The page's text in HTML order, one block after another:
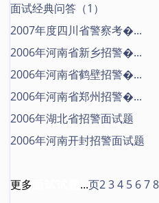
面试经典问答（1）
2007年度四川省警察考�...
2006年河南省新乡招警�...
2006年河南省鹤壁招警�...
2006年河南省郑州招警�...
2006年湖北省招警面试题
2006年河南开封招警面试题
更多 ...页234 5 678